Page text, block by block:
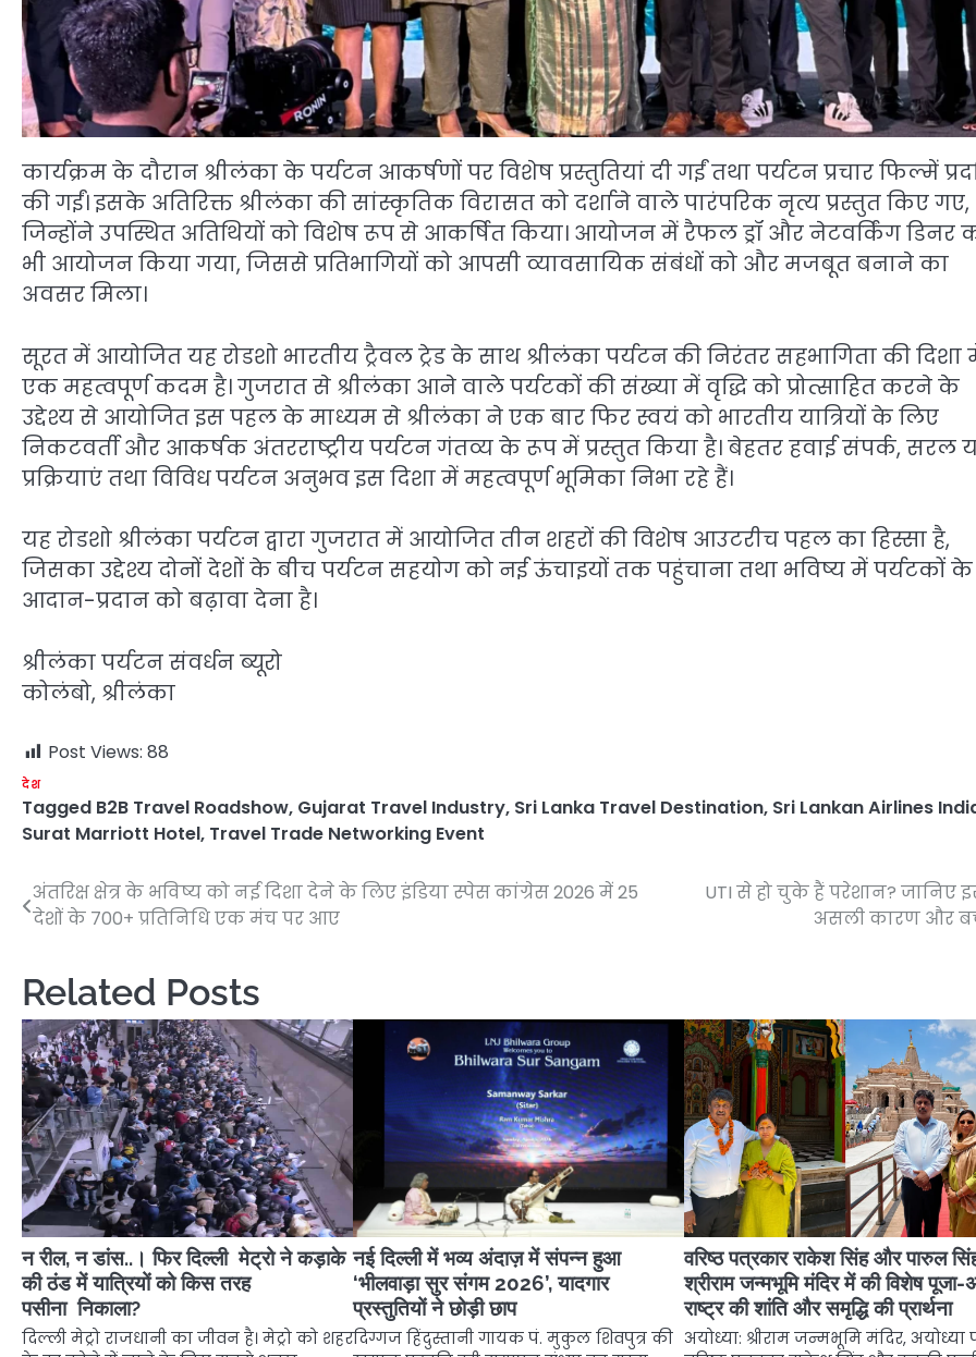
कार्यक्रम के दौरान श्रीलंका के पर्यटन आकर्षणों पर विशेष प्रस्तुतियां दी गईं तथा पर्यटन प्रचार फिल्में
की गईं। इसके अतिरिक्त श्रीलंका की सांस्कृतिक विरासत को दर्शाने वाले पारंपरिक नृत्य प्रस्तुत किए गए,
जिन्होंने उपस्थित अतिथियों को विशेष रूप से आकर्षित किया। आयोजन में रैफल ड्रॉ और नेटवर्किंग डिनर
भी आयोजन किया गया, जिससे प्रतिभागियों को आपसी व्यावसायिक संबंधों को और मजबूत बनाने का
अवसर मिला।
सूरत में आयोजित यह रोडशो भारतीय ट्रैवल ट्रेड के साथ श्रीलंका पर्यटन की निरंतर सहभागिता की दिशा
एक महत्वपूर्ण कदम है। गुजरात से श्रीलंका आने वाले पर्यटकों की संख्या में वृद्धि को प्रोत्साहित करने के
उद्देश्य से आयोजित इस पहल के माध्यम से श्रीलंका ने एक बार फिर स्वयं को भारतीय यात्रियों के लिए
निकटवर्ती और आकर्षक अंतरराष्ट्रीय पर्यटन गंतव्य के रूप में प्रस्तुत किया है। बेहतर हवाई संपर्क, सरल
प्रक्रियाएं तथा विविध पर्यटन अनुभव इस दिशा में महत्वपूर्ण भूमिका निभा रहे हैं।
यह रोडशो श्रीलंका पर्यटन द्वारा गुजरात में आयोजित तीन शहरों की विशेष आउटरीच पहल का हिस्सा है,
जिसका उद्देश्य दोनों देशों के बीच पर्यटन सहयोग को नई ऊंचाइयों तक पहुंचाना तथा भविष्य में पर्यटकों के
आदान-प्रदान को बढ़ावा देना है।
श्रीलंका पर्यटन संवर्धन ब्यूरो
कोलंबो, श्रीलंका
Post Views: 88
देश
Tagged B2B Travel Roadshow, Gujarat Travel Industry, Sri Lanka Travel Destination, Sri Lankan Airlines
Surat Marriott Hotel, Travel Trade Networking Event
Post
अंतरिक्ष क्षेत्र के भविष्य को नई दिशा देने के लिए इंडिया स्पेस कांग्रेस 2026 में 25
देशों के 700+ प्रतिनिधि एक मंच पर आए
UTI से हो चुके हैं परेशान? जानिए
असली कारण और
Related Posts
न रील, न डांस..। फिर दिल्ली मेट्रो ने कड़ाके
की ठंड में यात्रियों को किस तरह
पसीना निकाला?
दिल्ली मेट्रो राजधानी का जीवन है। मेट्रो को शहर
नई दिल्ली में भव्य अंदाज़ में संपन्न हुआ
‘भीलवाड़ा सुर संगम 2026’, यादगार
प्रस्तुतियों ने छोड़ी छाप
दिग्गज हिंदुस्तानी गायक पं. मुकुल शिवपुत्र की
वरिष्ठ पत्रकार राकेश सिंह और पारुल
श्रीराम जन्मभूमि मंदिर में की विशेष पूजा-
राष्ट्र की शांति और समृद्धि की प्रार्थना
अयोध्या: श्रीराम जन्मभूमि मंदिर, अयोध्या